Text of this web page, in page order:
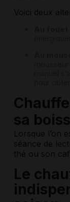
Voici deux
sa
Lorsque l’on
séance de
thé ou son
Le